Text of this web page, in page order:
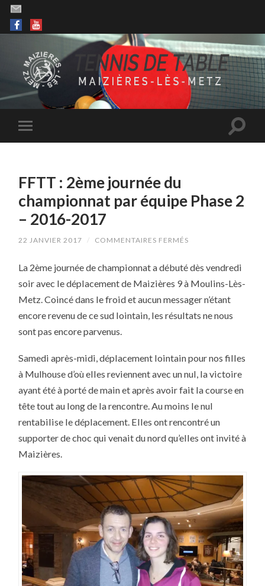
FFTT : 2ème journée du
championnat par équipe Phase 2
– 2016-2017
22 JANVIER 2017 / COMMENTAIRES FERMÉS
2ÈME
DU
PAR
PHASE
La 2ème journée de championnat a débuté dès vendredi
soir avec le déplacement de Maizières 9 à Moulins-Lès-
Metz. Coincé dans le froid et aucun messager n’étant
encore revenu de ce sud lointain, les résultats ne nous
sont pas encore parvenus.
Samedi après-midi, déplacement lointain pour nos filles
à Mulhouse d’où elles reviennent avec un nul, la victoire
ayant été à porté de main et après avoir fait la course en
tête tout au long de la rencontre. Au moins le nul
rentabilise le déplacement. Elles ont rencontré un
supporter de choc qui venait du nord qu’elles ont invité à
Maizières.